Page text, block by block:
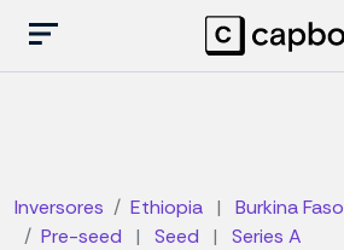
Inversores Ethiopia | Burkina Faso
Pre-seed
| Seed |
Series A